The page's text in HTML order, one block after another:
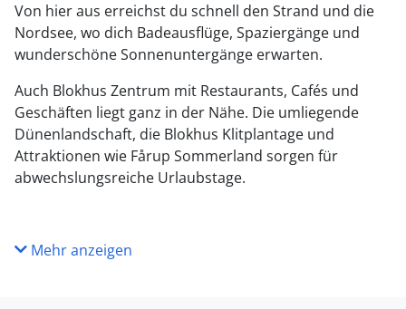
Von hier aus erreichst du schnell den Strand und die
Nordsee, wo dich Badeausflüge, Spaziergänge und
wunderschöne Sonnenuntergänge erwarten.
Auch Blokhus Zentrum mit Restaurants, Cafés und
Geschäften liegt ganz in der Nähe. Die umliegende
Dünenlandschaft, die Blokhus Klitplantage und
Attraktionen wie Fårup Sommerland sorgen für
abwechslungsreiche Urlaubstage.
Mehr anzeigen